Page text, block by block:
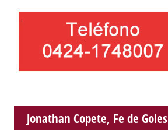
Jonathan Copete, Fe de Goles